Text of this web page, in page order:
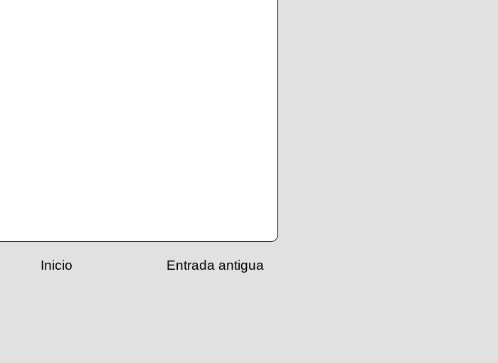
Entrada antigua
Inicio